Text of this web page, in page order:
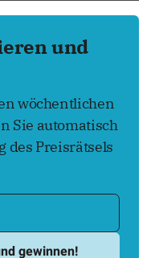
und
wöchentlichen
Sie automatisch
des Preisrätsels